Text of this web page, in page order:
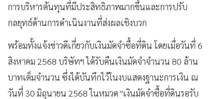
การบริหารต้นทุนที่มีประสิทธิภาพมากขึ้นและการปรับ
กลยุทธ์ด้านการดำเนินงานที่ส่งผลเชิงบวก
พร้อมทั้งแจ้งข่าวดีเกี่ยวกับเงินมัดจำซื้อที่ดิน โดยเมื่อวันที่ 6
สิงหาคม 2568 บริษัทฯ ได้รับคืนเงินมัดจำจำนวน 80 ล้าน
บาทเต็มจำนวน ซึ่งได้บันทึกไว้ในงบแสดงฐานะการเงิน ณ
วันที่ 30 มิถุนายน 2568 ในหมวด "เงินมัดจำซื้อที่ดินรอรับ